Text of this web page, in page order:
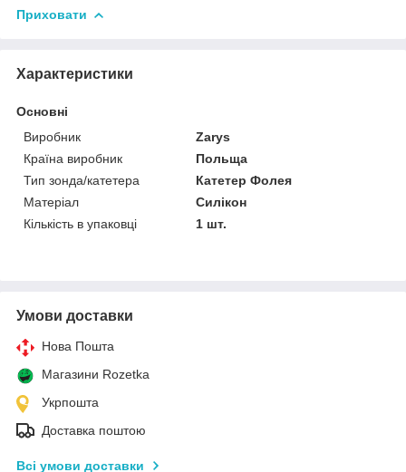
Приховати
Характеристики
Основні
Виробник
Zarys
Країна виробник
Польща
Тип зонда/катетера
Катетер Фолея
Матеріал
Силікон
Кількість в упаковці
1 шт.
Умови доставки
Нова Пошта
Магазини Rozetka
Укрпошта
Доставка поштою
Всі умови доставки